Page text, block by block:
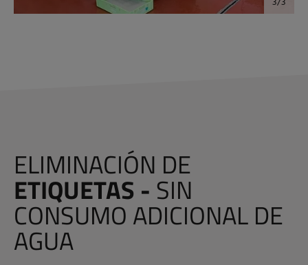
ELIMINACIÓN DE
ETIQUETAS - SIN
CONSUMO ADICIONAL DE
AGUA